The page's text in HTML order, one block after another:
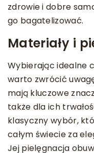
zdrowie i dobre
go bagatelizować.
Materiały i
Wybierając idealne
warto zwrócić
mają kluczowe
także dla ich
klasyczny wybór,
całym świecie za
Jej pielęgnacja